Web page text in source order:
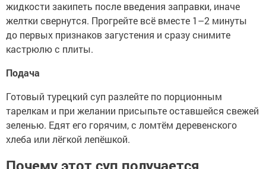
жидкости закипеть после введения заправки, иначе
желтки свернутся. Прогрейте всё вместе 1–2 минуты
до первых признаков загустения и сразу снимите
кастрюлю с плиты.
Подача
Готовый турецкий суп разлейте по порционным
тарелкам и при желании присыпьте оставшейся свежей
зеленью. Едят его горячим, с ломтём деревенского
хлеба или лёгкой лепёшкой.
Почему этот суп получается